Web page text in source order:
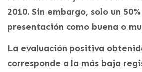
2010. Sin embargo, solo un
presentación como buena o
La evaluación positiva
corresponde a la más baja